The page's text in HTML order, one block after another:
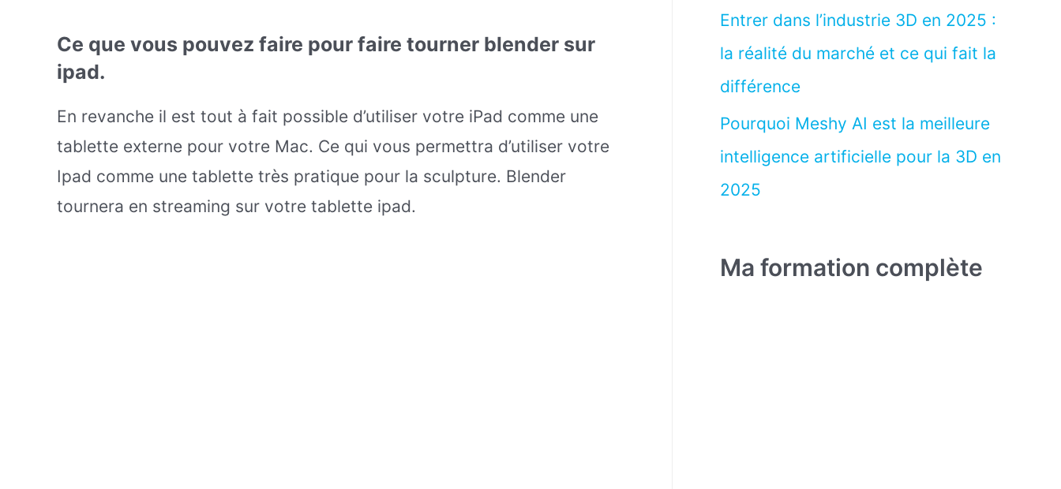
Ce que vous pouvez faire pour faire tourner blender sur
ipad.
En revanche il est tout à fait possible d’utiliser votre iPad comme une
tablette externe pour votre Mac. Ce qui vous permettra d’utiliser votre
Ipad comme une tablette très pratique pour la sculpture. Blender
tournera en streaming sur votre tablette ipad.
Entrer dans l’industrie 3D en 2025 :
la réalité du marché et ce qui fait la
différence
Pourquoi Meshy AI est la meilleure
intelligence artificielle pour la 3D en
2025
Ma formation complète